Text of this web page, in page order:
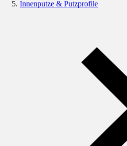
Innenputze & Putzprofile